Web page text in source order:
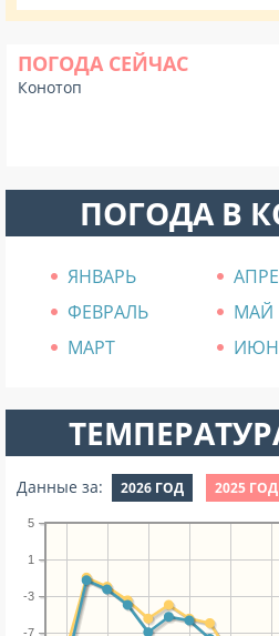
ПОГОДА СЕЙЧАС
Конотоп
ПОГОДА В
ЯНВАРЬ
ФЕВРАЛЬ
МАЙ
МАРТ
Данные за: 2026 ГОД 2025 ГОД
-7
-3
1
5